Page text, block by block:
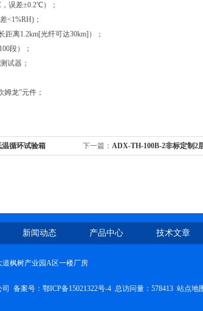
误差±0.2℃）；
<1%RH)；
距离1.2km[光纤可达30km]）；
段）；
试器；
姆龙”元件；
循环试验箱 下一篇： ADX-TH-100B-2非标定制2
新闻动态 产品中心 技术文章
枫树产业园A区一楼厂房
备案号： 鄂ICP备15021322号-4 总访问量：578413 站点地